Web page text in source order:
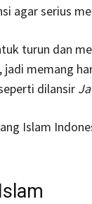
agar serius
turun dan
memang
dilansir
Islam